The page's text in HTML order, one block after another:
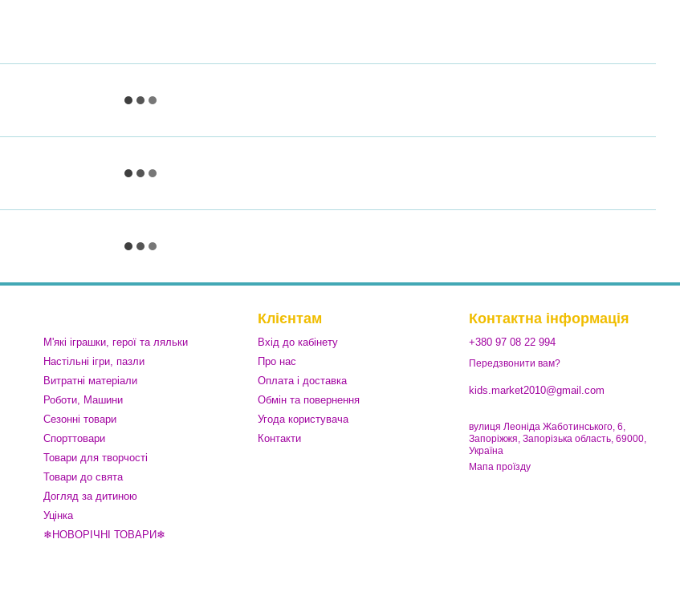
М'які іграшки, герої та ляльки
Настільні ігри, пазли
Витратні матеріали
Роботи, Машини
Сезонні товари
Спорттовари
Товари для творчості
Товари до свята
Догляд за дитиною
Уцінка
❄НОВОРІЧНІ ТОВАРИ❄
Клієнтам
Вхід до кабінету
Про нас
Оплата і доставка
Обмін та повернення
Угода користувача
Контакти
Контактна інформація
+380 97 08 22 994
Передзвонити вам?
kids.market2010@gmail.com
вулиця Леоніда Жаботинського, 6,
Запоріжжя, Запорізька область, 69000,
Україна
Мапа проїзду